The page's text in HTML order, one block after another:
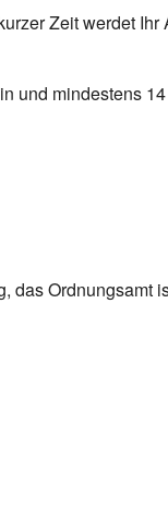
Zeit werdet
und mindestens
das Ordnungsamt